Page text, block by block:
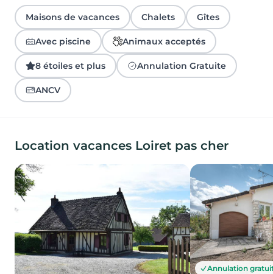
Maisons de vacances Chalets Gîtes
Avec piscine Animaux acceptés
8 étoiles et plus Annulation Gratuite
ANCV
Location vacances Loiret pas cher
Annulation